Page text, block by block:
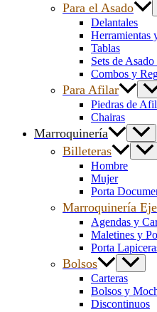
Para el Asado
Delantales
Herramientas
Tablas
Sets de
Combos y
Para Afilar
Piedras de
Chairas
Marroquinería
Billeteras
Hombre
Mujer
Porta
Marroquinería
Agendas y
Maletines y
Porta
Bolsos
Carteras
Bolsos y
Discontinuos